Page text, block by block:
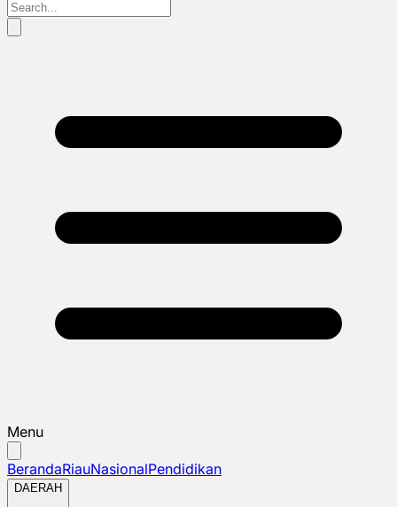
Menu
BerandaRiauNasionalPendidikan
DAERAH